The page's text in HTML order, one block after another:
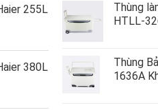
255L
380L
Thùng
HTLL-
Thùng
1636A